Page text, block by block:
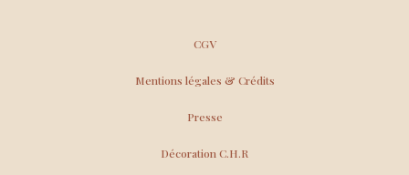
CGV
Mentions légales & Crédits
Presse
Décoration C.H.R